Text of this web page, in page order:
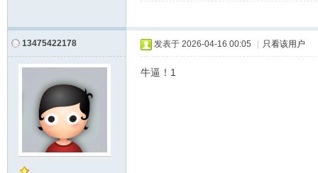
13475422178 发表于 2026-04-16 00:05 只看该用户
牛逼！1